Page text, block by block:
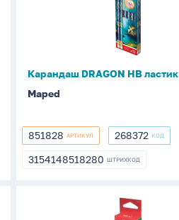
Карандаш DRAGON НВ ластик
Maped
851828
851828 АРТИКУЛ 268372
268372 КОД
3154148518280
3154148518280 ШТРИХКОД